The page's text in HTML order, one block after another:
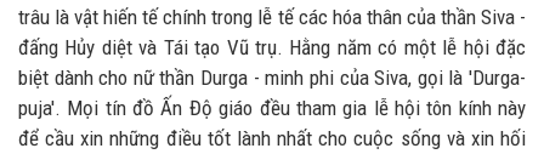
trâu là vật hiến tế chính trong lễ tế các hóa thân của thần Siva -
đấng Hủy diệt và Tái tạo Vũ trụ. Hằng năm có một lễ hội đặc
biệt dành cho nữ thần Durga - minh phi của Siva, gọi là 'Durga-
puja'. Mọi tín đồ Ấn Độ giáo đều tham gia lễ hội tôn kính này
để cầu xin những điều tốt lành nhất cho cuộc sống và xin hối